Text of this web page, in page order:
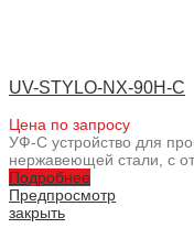
UV-STYLO-NX-90H-C
Цена по запросу
УФ-С устройство для
нержавеющей стали, с
Подробнее
Предпросмотр
закрыть